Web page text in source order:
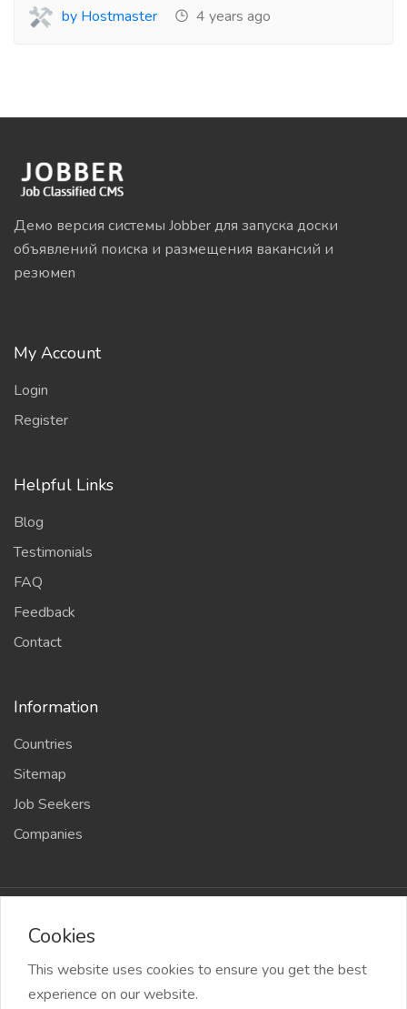
by Hostmaster 4 years ago
Демо версия системы Jobber для запуска доски
объявлений поиска и размещения вакансий и
резюмеn
My Account
Login
Register
Helpful Links
Blog
Testimonials
FAQ
Feedback
Contact
Information
Countries
Sitemap
Job Seekers
Companies
2024 Officehost.ru
Cookies
This website uses cookies to ensure you get the best
experience on our website.